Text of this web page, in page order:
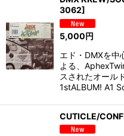
3062]
5,000円
エド・DMXを中
よる、
スされたオール
1stALBUM! A1
CUTICLE/